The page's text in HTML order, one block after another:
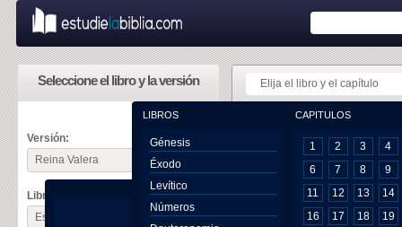
Elija el libro y el capítulo
USTED ESTÁ
Esdras
1
Y
Seleccione el libro y la versión
Versión:
Reina Valera
Libro:
Esdras
LIBROS CAPITULOS
Génesis
Éxodo
Levítico
Números
1 2 3
4
6
7 8
9
11
12 13
14
16
17 18
19